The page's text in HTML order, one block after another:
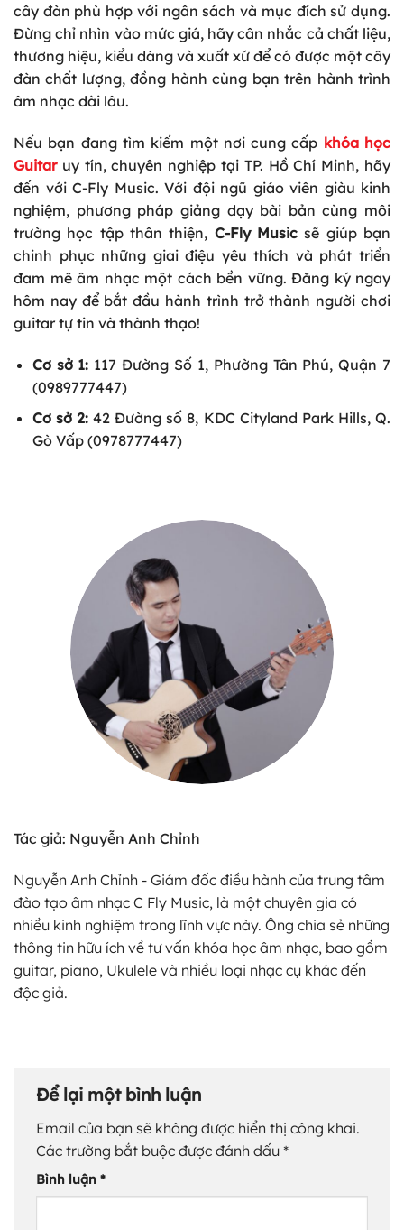
cây đàn phù hợp với ngân sách và mục đích sử dụng.
Đừng chỉ nhìn vào mức giá, hãy cân nhắc cả chất liệu,
thương hiệu, kiểu dáng và xuất xứ để có được một cây
đàn chất lượng, đồng hành cùng bạn trên hành trình
âm nhạc dài lâu.
Nếu bạn đang tìm kiếm một nơi cung cấp khóa học
Guitar uy tín, chuyên nghiệp tại TP. Hồ Chí Minh, hãy
đến với C-Fly Music. Với đội ngũ giáo viên giàu kinh
nghiệm, phương pháp giảng dạy bài bản cùng môi
trường học tập thân thiện, C-Fly Music sẽ giúp bạn
chinh phục những giai điệu yêu thích và phát triển
đam mê âm nhạc một cách bền vững. Đăng ký ngay
hôm nay để bắt đầu hành trình trở thành người chơi
guitar tự tin và thành thạo!
Cơ sở 1: 117 Đường Số 1, Phường Tân Phú, Quận 7
(0989777447)
Cơ sở 2:42 Đường số 8, KDC Cityland Park Hills, Q.
Gò Vấp (0978777447)
Tác giả: Nguyễn Anh Chỉnh
Nguyễn Anh Chỉnh - Giám đốc điều hành của trung tâm
đào tạo âm nhạc C Fly Music, là một chuyên gia có
nhiều kinh nghiệm trong lĩnh vực này. Ông chia sẻ những
thông tin hữu ích về tư vấn khóa học âm nhạc, bao gồm
guitar, piano, Ukulele và nhiều loại nhạc cụ khác đến
độc giả.
Để lại một bình luận
Email của bạn sẽ không được hiển thị công khai.
Các trường bắt buộc được đánh dấu *
Bình luận *